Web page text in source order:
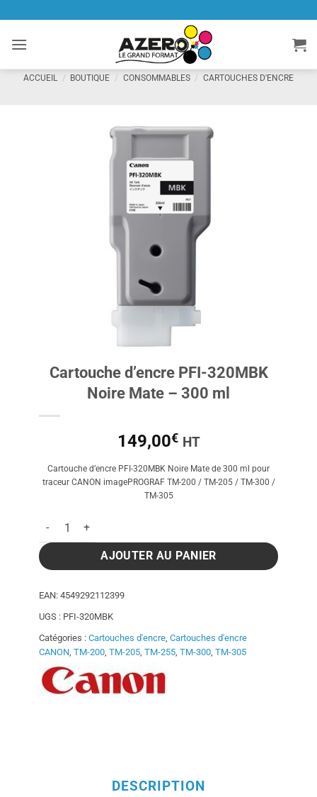
contenu
ACCUEIL / BOUTIQUE / CONSOMMABLES / CARTOUCHES D'ENCRE
Cartouche d’encre PFI-320MBK
Noire Mate – 300 ml
149,00€ HT
Cartouche d’encre PFI-320MBK Noire Mate de 300 ml pour
traceur CANON imagePROGRAF TM-200 / TM-205 / TM-300 /
TM-305
quantité de Cartouche d'encre PFI-320MBK Noire Mate - 300
AJOUTER AU PANIER
EAN: 4549292112399
UGS : PFI-320MBK
Catégories : Cartouches d'encre Cartouches d'encre
CANON TM-200 TM-205 TM-255 TM-300 TM-305
DESCRIPTION